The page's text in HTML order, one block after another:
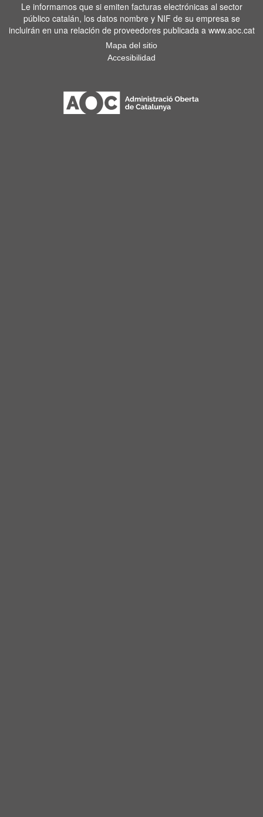
Le informamos que si emiten facturas electrónicas al sector
público catalán, los datos nombre y NIF de su empresa se
incluirán en una relación de proveedores publicada a www.aoc.cat
Mapa del sitio
Accesibilidad